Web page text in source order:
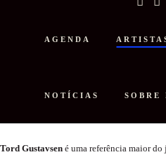
AGENDA
NOTÍCIAS SOBRE
Tord Gustavsen é uma referência maior